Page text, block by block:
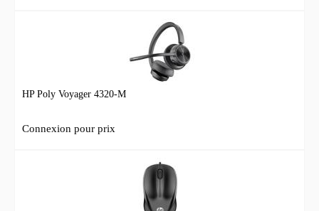
HP Poly Voyager 4320-M
Connexion pour prix